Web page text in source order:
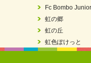
就労継続支援B型「エコボ
スヌーズレンルームを設置
「ぎふSDGs推進パートナ
Fc Bombo Junior
虹の郷
虹の丘
虹色ぽけっと